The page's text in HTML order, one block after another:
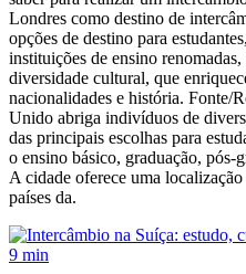
Londres como destino de
opções de destino para
instituições de ensino
diversidade cultural, que
nacionalidades e história. Fonte/
Unido abriga indivíduos de
das principais escolhas para
o ensino básico, graduação, pós-
A cidade oferece uma
países da.
9 min